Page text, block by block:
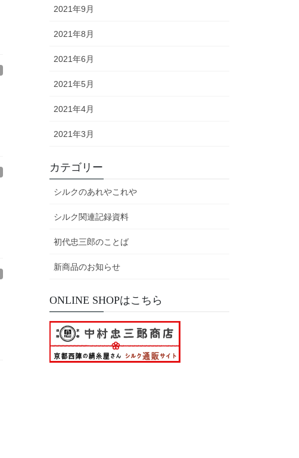
2021年9月
2021年8月
2021年6月
2021年5月
2021年4月
2021年3月
カテゴリー
シルクのあれやこれや
シルク関連記録資料
初代忠三郎のことば
新商品のお知らせ
ONLINE SHOPはこちら